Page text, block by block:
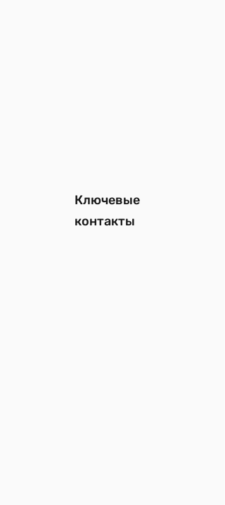
Ключевые
контакты